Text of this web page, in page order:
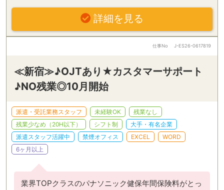
詳細を見る
仕事No J-ES26-0617819
≪新宿≫♪OJTあり★カスタマーサポート
♪NO残業◎10月開始
派遣・受託業務スタッフ 未経験OK
残業なし
残業少なめ（20H以下）
シフト制
大手・有名企業
派遣スタッフ活躍中
禁煙オフィス EXCEL
WORD
6ヶ月以上
業界TOPクラスのパナソニック健保年間保険料がとっ